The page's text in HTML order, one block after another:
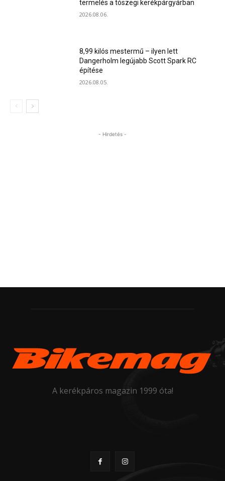
termelés a tószegi kerékpárgyárban
2026.08.06.
8,99 kilós mestermű – ilyen lett
Dangerholm legújabb Scott Spark RC
építése
2026.08.05.
- Hirdetés -
A kerékpáros magazin 1999 óta!